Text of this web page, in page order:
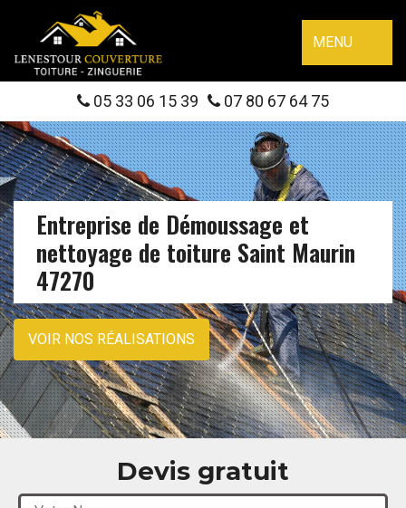
MENU
05 33 06 15 39 07 80 67 64 75
Entreprise de Démoussage et
nettoyage de toiture Saint Maurin
47270
VOIR NOS RÉALISATIONS
Devis gratuit